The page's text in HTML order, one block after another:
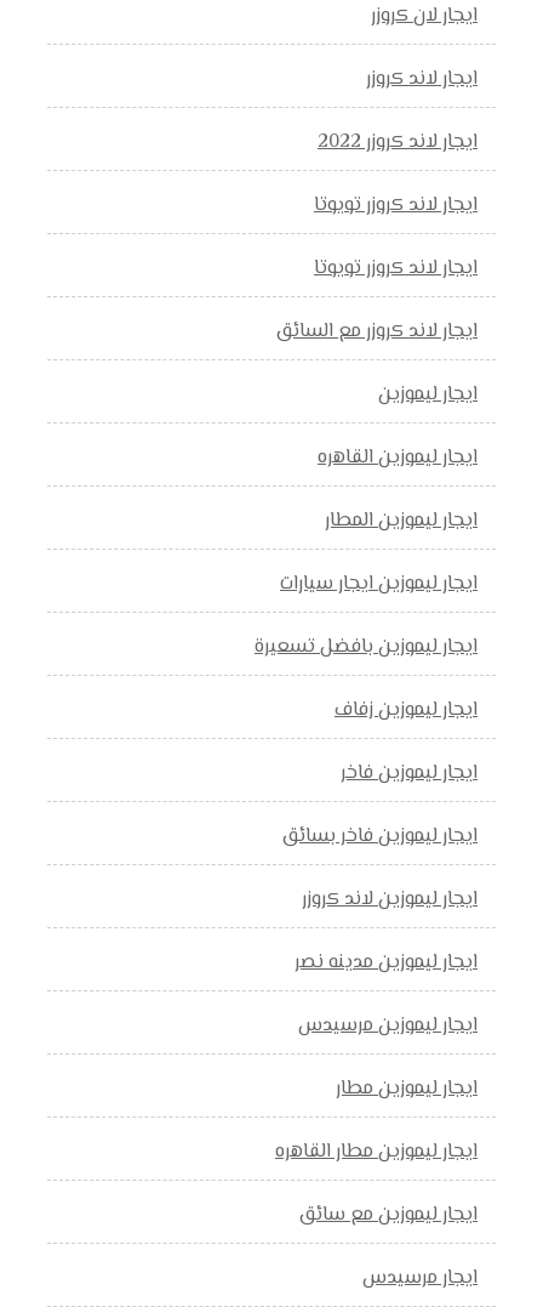
ايجار لان كروزر
ايجار لاند كروزر
ايجار لاند كروزر 2022
ايجار لاند كروزر تويوتا
ايجار لاند كروزر تويوتا
ايجار لاند كروزر مع السائق
ايجار ليموزين
ايجار ليموزين القاهره
ايجار ليموزين المطار
ايجار ليموزين ايجار سيارات
ايجار ليموزين بافضل تسعيرة
ايجار ليموزين زفاف
ايجار ليموزين فاخر
ايجار ليموزين فاخر بسائق
ايجار ليموزين لاند كروزر
ايجار ليموزين مدينه نصر
ايجار ليموزين مرسيدس
ايجار ليموزين مطار
ايجار ليموزين مطار القاهره
ايجار ليموزين مع سائق
ايجار مرسيدس